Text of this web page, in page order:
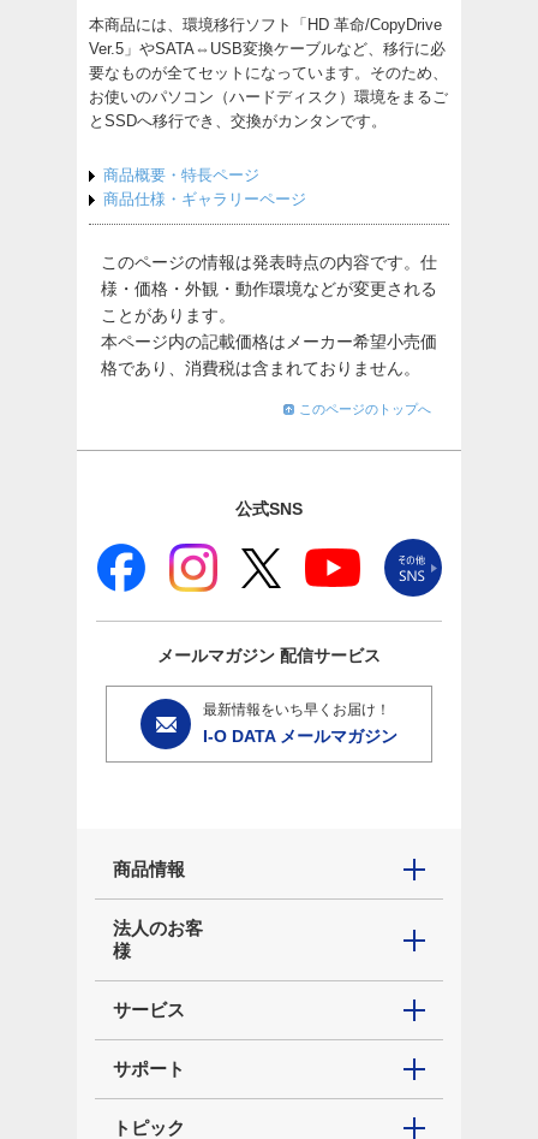
本商品には、環境移行ソフト「HD 革命/CopyDrive
Ver.5」やSATA⇔USB変換ケーブルなど、移行に必
要なものが全てセットになっています。そのため、
お使いのパソコン（ハードディスク）環境をまるご
とSSDへ移行でき、交換がカンタンです。
商品概要・特長ページ
商品仕様・ギャラリーページ
このページの情報は発表時点の内容です。仕
様・価格・外観・動作環境などが変更される
ことがあります。
本ページ内の記載価格はメーカー希望小売価
格であり、消費税は含まれておりません。
このページのトップへ
公式SNS
メールマガジン 配信サービス
最新情報をいち早くお届け！
I-O DATA メールマガジン
商品情報
法人のお客
様
サービス
サポート
トピック